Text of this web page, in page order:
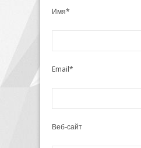
Имя*
Email*
Веб-сайт